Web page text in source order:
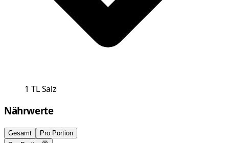
1 TLSalz
Nährwerte
Gesamt
Pro Portion